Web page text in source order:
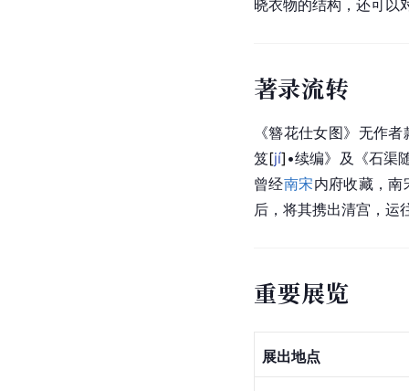
晓衣物的结构，还可以
著录流转
《簪花仕女图》无作
笈[jí] •续编》及《石渠
曾经南宋内府收藏，南
后，将其携出清宫，运
重要展览
展出地点